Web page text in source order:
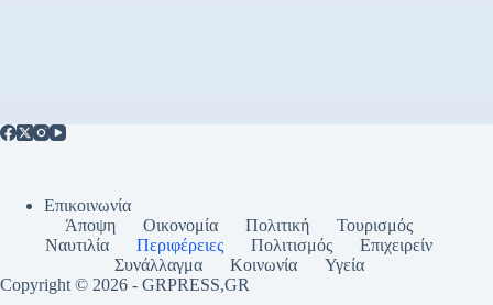
Επικοινωνία
Άποψη
Οικονομία Πολιτική
Τουρισμός
Ναυτιλία
Περιφέρειες Πολιτισμός
Επιχειρείν
Συνάλλαγμα
Κοινωνία
Υγεία
Copyright © 2026 - GRPRESS,GR